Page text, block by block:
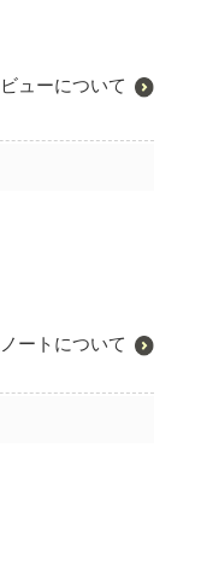
ューについて
ートについて